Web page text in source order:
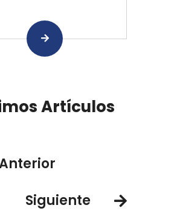
Artículos
Siguiente